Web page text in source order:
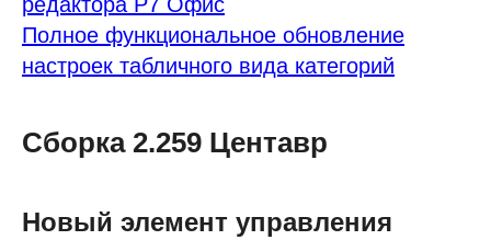
Полное функциональное обновление
настроек табличного вида категорий
Сборка 2.259 Центавр
Новый элемент управления